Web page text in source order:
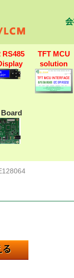
RS485
TFT MCU
solution
Board
る